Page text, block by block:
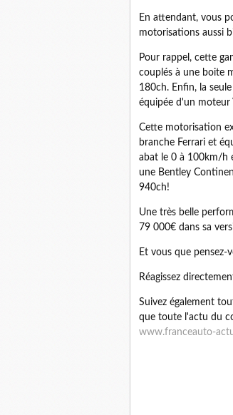
En attendant, vous
motorisations aussi
Pour rappel, cette
couplés à une boite
180ch. Enfin, la
équipée d'un moteur
Cette motorisation
branche Ferrari et
abat le 0 à 100km/h
une Bentley
940ch!
Une très belle
79 000€ dans sa
Et vous que pensez-
Réagissez
Suivez également
que toute l'actu du
www.franceauto-